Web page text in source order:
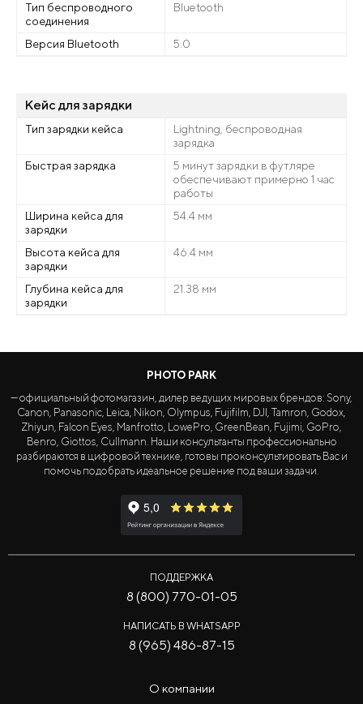
Тип беспроводного
соединения
Bluetooth
Версия Bluetooth 5.0
Кейс для зарядки
Тип зарядки кейса
Lightning, беспроводная
зарядка
Быстрая зарядка
5 минут зарядки в футляре
обеспечивают примерно 1 час
работы
Ширина кейса для
зарядки
54.4 мм
Высота кейса для
зарядки
46.4 мм
Глубина кейса для
зарядки
21.38 мм
PHOTO PARK
— официальный фотомагазин, дилер ведущих мировых брендов: Sony,
Canon, Panasonic, Leica, Nikon, Olympus, Fujifilm, DJI, Tamron, Godox,
Zhiyun, Falcon Eyes, Manfrotto, LowePro, GreenBean, Fujimi, GoPro,
Benro, Giottos, Cullmann. Наши консультанты профессионально
разбираются в цифровой технике, готовы проконсультировать Вас и
помочь подобрать идеальное решение под ваши задачи.
ПОДДЕРЖКА
8 (800) 770-01-05
НАПИСАТЬ В WHATSAPP
8 (965) 486-87-15
О компании